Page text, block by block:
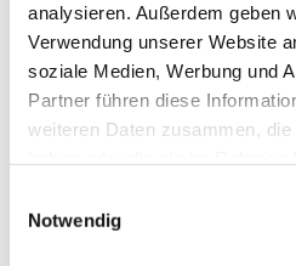
analysieren. Außerdem geben
Verwendung unserer Website
soziale Medien, Werbung und
Partner führen diese
weiteren Daten zusammen,
Notwendig
Dies